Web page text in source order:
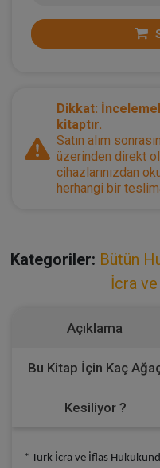
Dikkat:
kitaptır.
Satın alım
üzerinden direkt
cihazlarınızdan
herhangi bir
Kategoriler: Bütün
İcra
Açıklama
Bu Kitap İçin Kaç
Kesiliyor ?
* Türk İcra ve İflas